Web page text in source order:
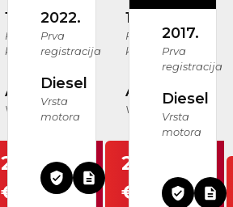
127.114 km
Prijeđeni
kilometri
Automatski
Vrsta mjenjača
29.999
€
2022.
Prva
registracija
125.402 km
Prijeđeni
kilometri
Diesel
Vrsta
motora
Automatski
Vrsta mjenjača
29.999
€
2017.
Prva
registracija
Diesel
Vrsta
motora